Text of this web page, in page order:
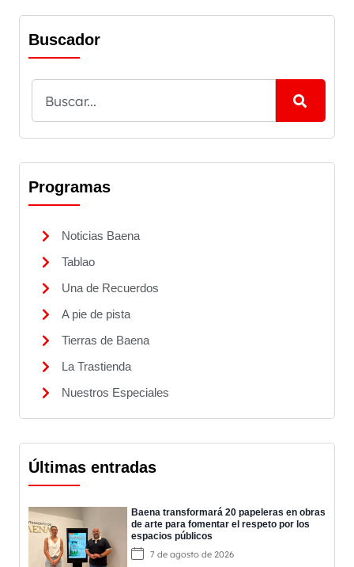
Buscador
Programas
Noticias Baena
Tablao
Una de Recuerdos
A pie de pista
Tierras de Baena
La Trastienda
Nuestros Especiales
Últimas entradas
Baena transformará 20 papeleras en obras
de arte para fomentar el respeto por los
espacios públicos
7 de agosto de 2026